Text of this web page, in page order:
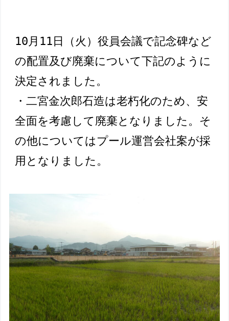
10月11日（火）役員会議で記念碑など
の配置及び廃棄について下記のように
決定されました。
・二宮金次郎石造は老朽化のため、安
全面を考慮して廃棄となりました。そ
の他についてはプール運営会社案が採
用となりました。